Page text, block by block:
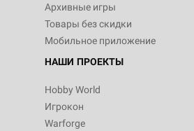
Архивные игры
Товары без скидки
Мобильное приложение
НАШИ ПРОЕКТЫ
Hobby World
Игрокон
Warforge